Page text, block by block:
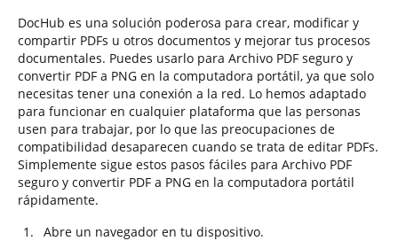
DocHub es una solución poderosa para crear, modificar y
compartir PDFs u otros documentos y mejorar tus procesos
documentales. Puedes usarlo para Archivo PDF seguro y
convertir PDF a PNG en la computadora portátil, ya que solo
necesitas tener una conexión a la red. Lo hemos adaptado
para funcionar en cualquier plataforma que las personas
usen para trabajar, por lo que las preocupaciones de
compatibilidad desaparecen cuando se trata de editar PDFs.
Simplemente sigue estos pasos fáciles para Archivo PDF
seguro y convertir PDF a PNG en la computadora portátil
rápidamente.
Abre un navegador en tu dispositivo.